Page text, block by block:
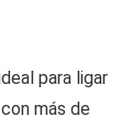
para ligar
más de